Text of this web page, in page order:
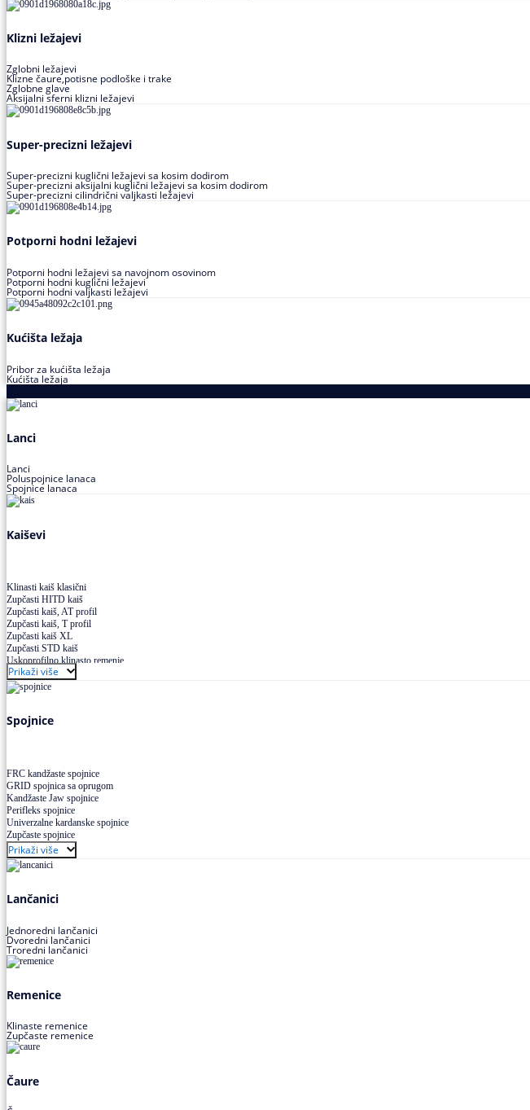
Klizni ležajevi
Zglobni ležajevi
Klizne čaure,potisne podloške i trake
Zglobne glave
Aksijalni sferni klizni ležajevi
Super-precizni ležajevi
Super-precizni kuglični ležajevi sa kosim dodirom
Super-precizni aksijalni kuglični ležajevi sa kosim dodirom
Super-precizni cilindrični valjkasti ležajevi
Potporni hodni ležajevi
Potporni hodni ležajevi sa navojnom osovinom
Potporni hodni kuglični ležajevi
Potporni hodni valjkasti ležajevi
Kućišta ležaja
Pribor za kućišta ležaja
Kućišta ležaja
Lanci
Lanci
Poluspojnice lanaca
Spojnice lanaca
Kaiševi
Klinasti kaiš klasični
Zupčasti HITD kaiš
Zupčasti kaiš, AT profil
Zupčasti kaiš, T profil
Zupčasti kaiš XL
Zupčasti STD kaiš
Uskoprofilno klinasto remenje
Uskoprofilno klinasto remenje spojeno
Uskoprofilno klinasto remenje XP extra power
Višekanalno remenje PJ,PK
Prikaži više
Spojnice
FRC kandžaste spojnice
GRID spojnica sa oprugom
Kandžaste Jaw spojnice
Perifleks spojnice
Univerzalne kardanske spojnice
Zupčaste spojnice
Prikaži više
Lančanici
Jednoredni lančanici
Dvoredni lančanici
Troredni lančanici
Remenice
Klinaste remenice
Zupčaste remenice
Čaure